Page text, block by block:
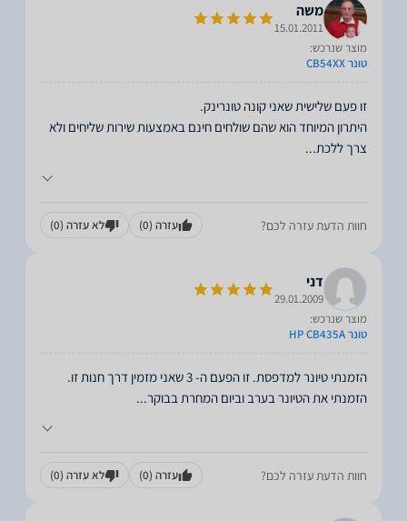
משה
15.01.2011
מוצר שנרכש:
טונר CB54XX
היתרון המיוחד הוא שהם שולחים חינם באמצעות שירות שליחים ולא
צרך ללכת...
חוות הדעת עזרה לכם? עזרה (0) לא עזרה (0)
דני
29.01.2009
מוצר שנרכש:
טונר HP CB435A
הזמנתי טיונר למדפסת. זו הפעם ה- 3 שאני מזמין דרך חנות זו.
הזמנתי את הטיונר בערב וביום המחרת בבוקר...
חוות הדעת עזרה לכם? עזרה (0) לא עזרה (0)